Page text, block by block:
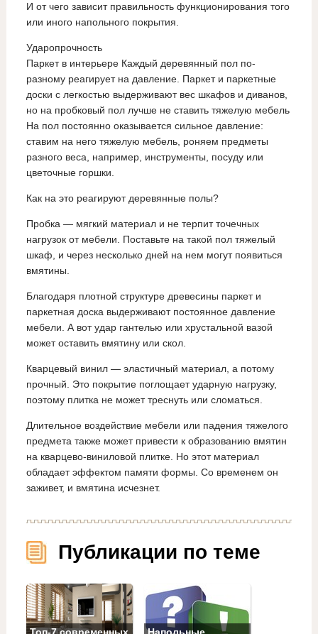
И от чего зависит правильность функционирования того
или иного напольного покрытия.
Ударопрочность
Паркет в интерьере Каждый деревянный пол по-
разному реагирует на давление. Паркет и паркетные
доски с легкостью выдерживают вес шкафов и диванов,
но на пробковый пол лучше не ставить тяжелую мебель
На пол постоянно оказывается сильное давление:
ставим на него тяжелую мебель, роняем предметы
разного веса, например, инструменты, посуду или
цветочные горшки.
Как на это реагируют деревянные полы?
Пробка — мягкий материал и не терпит точечных
нагрузок от мебели. Поставьте на такой пол тяжелый
шкаф, и через несколько дней на нем могут появиться
вмятины.
Благодаря плотной структуре древесины паркет и
паркетная доска выдерживают постоянное давление
мебели. А вот удар гантелью или хрустальной вазой
может оставить вмятину или скол.
Кварцевый винил — эластичный материал, а потому
прочный. Это покрытие поглощает ударную нагрузку,
поэтому плитка не может треснуть или сломаться.
Длительное воздействие мебели или падения тяжелого
предмета также может привести к образованию вмятин
на кварцево-виниловой плитке. Но этот материал
обладает эффектом памяти формы. Со временем он
заживет, и вмятина исчезнет.
Публикации по теме